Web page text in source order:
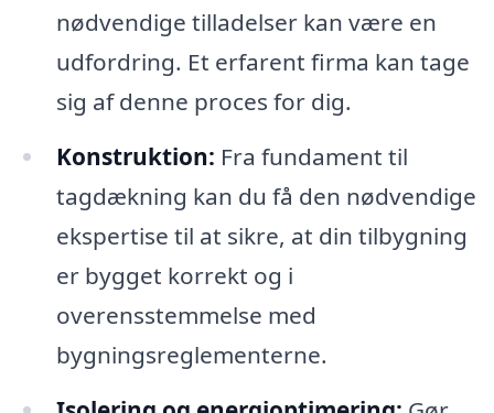
nødvendige tilladelser kan være en
udfordring. Et erfarent firma kan tage
sig af denne proces for dig.
Konstruktion: Fra fundament til
tagdækning kan du få den nødvendige
ekspertise til at sikre, at din tilbygning
er bygget korrekt og i
overensstemmelse med
bygningsreglementerne.